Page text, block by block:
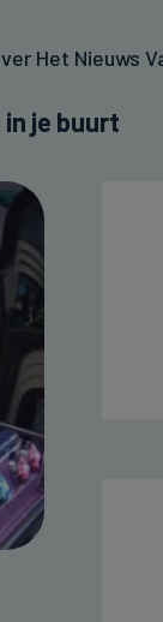
Het Nieuws
je buurt